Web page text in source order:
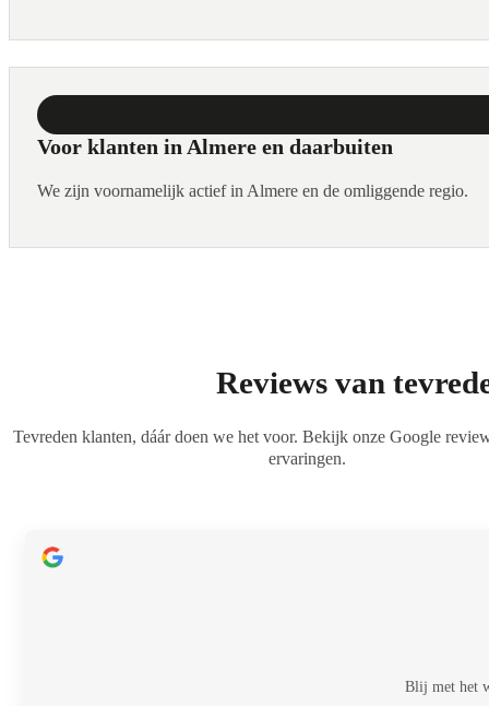
Voor klanten in Almere en daarbuiten
We zijn voornamelijk actief in Almere en de omliggende regio.
Reviews van
Tevreden klanten, dáár doen we het voor. Bekijk onze Google
ervaringen.
Blij met het